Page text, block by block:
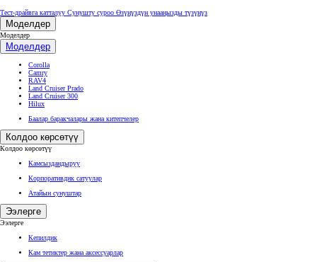
Тест-драйвга катталуу Сунушту суроо Өзүңүздүн унааңызды түзүңүз
Моделдер
Моделдер
Моделдер
Corolla
Camry
RAV4
Land Cruiser Prado
Land Cruiser 300
Hilux
Баалар баракчалары жана китепчелер
Колдоо көрсөтүү
Колдоо көрсөтүү
Камсыздандыруу
Корпоративдик сатуулар
Атайын сунуштар
Ээлерге
Ээлерге
Кепилдик
Кам тетиктер жана аксессуарлар